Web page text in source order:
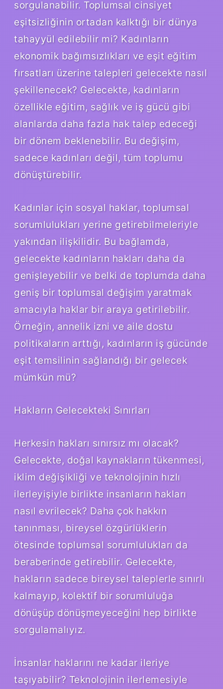
sorgulanabilir. Toplumsal cinsiyet
eşitsizliğinin ortadan kalktığı bir dünya
tahayyül edilebilir mi? Kadınların
ekonomik bağımsızlıkları ve eşit eğitim
fırsatları üzerine talepleri gelecekte nasıl
şekillenecek? Gelecekte, kadınların
özellikle eğitim, sağlık ve iş gücü gibi
alanlarda daha fazla hak talep edeceği
bir dönem beklenebilir. Bu değişim,
sadece kadınları değil, tüm toplumu
dönüştürebilir.
Kadınlar için sosyal haklar, toplumsal
sorumlulukları yerine getirebilmeleriyle
yakından ilişkilidir. Bu bağlamda,
gelecekte kadınların hakları daha da
genişleyebilir ve belki de toplumda daha
geniş bir toplumsal değişim yaratmak
amacıyla haklar bir araya getirilebilir.
Örneğin, annelik izni ve aile dostu
politikaların arttığı, kadınların iş gücünde
eşit temsilinin sağlandığı bir gelecek
mümkün mü?
Hakların Gelecekteki Sınırları
Herkesin hakları sınırsız mı olacak?
Gelecekte, doğal kaynakların tükenmesi,
iklim değişikliği ve teknolojinin hızlı
ilerleyişiyle birlikte insanların hakları
nasıl evrilecek? Daha çok hakkın
tanınması, bireysel özgürlüklerin
ötesinde toplumsal sorumlulukları da
beraberinde getirebilir. Gelecekte,
hakların sadece bireysel taleplerle sınırlı
kalmayıp, kolektif bir sorumluluğa
dönüşüp dönüşmeyeceğini hep birlikte
sorgulamalıyız.
İnsanlar haklarını ne kadar ileriye
taşıyabilir? Teknolojinin ilerlemesiyle